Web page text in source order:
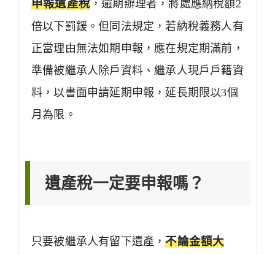
申報遺產稅 ，逾期辦理者，將處應納稅額2
倍以下罰鍰。但同法規定，若納稅義務人有
正當理由無法如期申報，應在規定期滿前，
準備被繼承人除戶資料、繼承人現戶戶籍資
料，以書面申請延期申報，延長期限以3個
月為限。
遺產稅一定要申報嗎？
只要被繼承人有留下遺產，不論金額大